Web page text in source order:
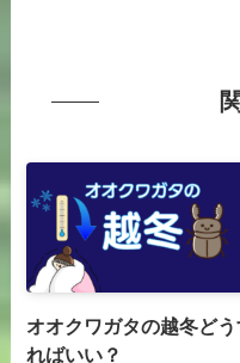
オオクワガタの越冬ど
ればいい？